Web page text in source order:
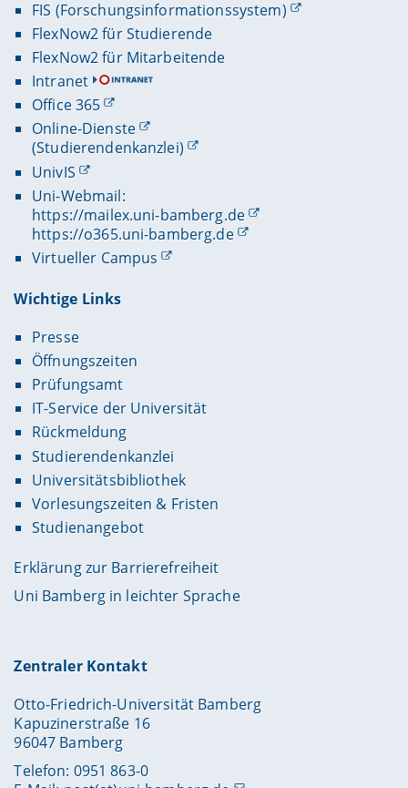
FIS (Forschungsinformationssystem)
FlexNow2 für Studierende
FlexNow2 für Mitarbeitende
Intranet
Office 365
Online-Dienste
(Studierendenkanzlei)
UnivIS
Uni-Webmail:
https://mailex.uni-bamberg.de
https://o365.uni-bamberg.de
Virtueller Campus
Wichtige Links
Presse
Öffnungszeiten
Prüfungsamt
IT-Service der Universität
Rückmeldung
Studierendenkanzlei
Universitätsbibliothek
Vorlesungszeiten & Fristen
Studienangebot
Erklärung zur Barrierefreiheit
Uni Bamberg in leichter Sprache
Zentraler Kontakt
Otto-Friedrich-Universität Bamberg
Kapuzinerstraße 16
96047 Bamberg
Telefon: 0951 863-0